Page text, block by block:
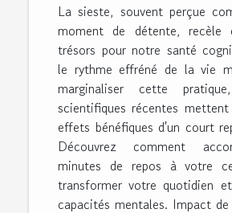
La sieste, souvent perçue
moment de détente, recèle
trésors pour notre santé
le rythme effréné de la vie
marginaliser cette
scientifiques récentes
effets bénéfiques d'un court
Découvrez comment
minutes de repos à votre
transformer votre quotidien
capacités mentales. Impact